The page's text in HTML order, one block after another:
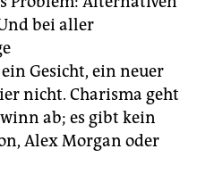
bei aller
Gesicht, ein neuer
nicht. Charisma geht
ab; es gibt kein
Alex Morgan oder